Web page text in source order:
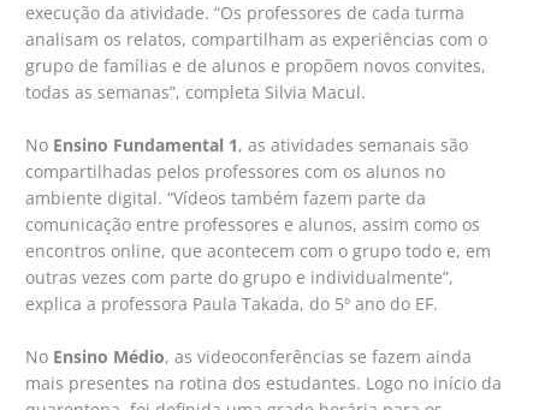
execução da atividade. “Os professores de cada turma
analisam os relatos, compartilham as experiências com o
grupo de famílias e de alunos e propõem novos convites,
todas as semanas”, completa Silvia Macul.
No Ensino Fundamental 1, as atividades semanais são
compartilhadas pelos professores com os alunos no
ambiente digital. “Vídeos também fazem parte da
comunicação entre professores e alunos, assim como os
encontros online, que acontecem com o grupo todo e, em
outras vezes com parte do grupo e individualmente”,
explica a professora Paula Takada, do 5º ano do EF.
No Ensino Médio, as videoconferências se fazem ainda
mais presentes na rotina dos estudantes. Logo no início da